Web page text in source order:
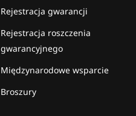
Rejestracja gwarancji
Rejestracja roszczenia
gwarancyjnego
Międzynarodowe wsparcie
Broszury